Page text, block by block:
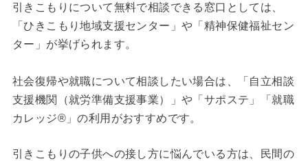
引きこもりについて無料で相談できる窓口としては、
「ひきこもり地域支援センター」や「精神保健福祉セン
ター」が挙げられます。
社会復帰や就職について相談したい場合は、「自立相談
支援機関（就労準備支援事業）」や「サポステ」「就職
カレッジ®」の利用がおすすめです。
引きこもりの子供への接し方に悩んでいる方は、民間の